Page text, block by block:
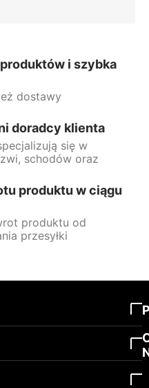
i szybka
dostawy
doradcy klienta
się w
schodów oraz
produktu w ciągu
produktu od
przesyłki